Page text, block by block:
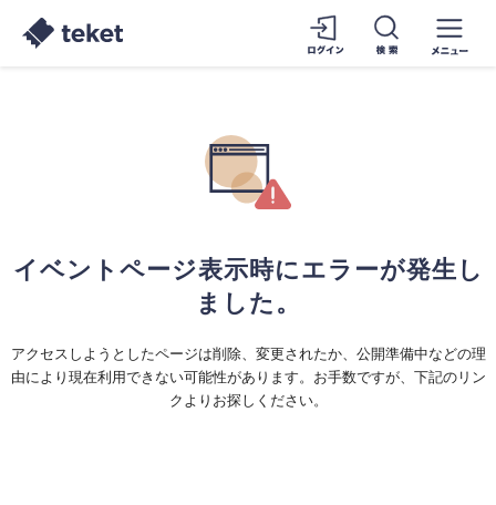
イベントページ表示時にエラーが発生し
ました。
アクセスしようとしたページは削除、変更されたか、公開準備中などの理
由により現在利用できない可能性があります。お手数ですが、下記のリン
クよりお探しください。